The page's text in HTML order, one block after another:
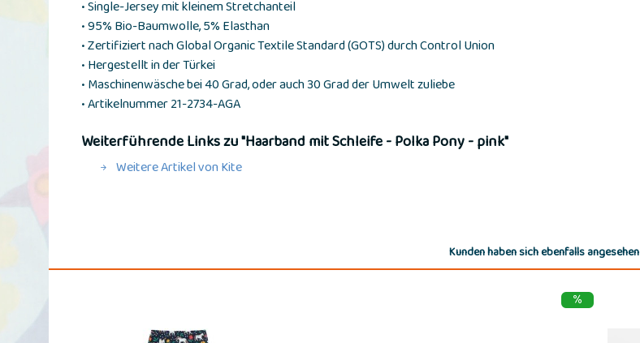
• Single-Jersey mit kleinem Stretchanteil
• 95% Bio-Baumwolle, 5% Elasthan
• Zertifiziert nach Global Organic Textile Standard (GOTS) durch Control Union
• Hergestellt in der Türkei
• Maschinenwäsche bei 40 Grad, oder auch 30 Grad der Umwelt zuliebe
• Artikelnummer 21-2734-AGA
Weiterführende Links zu "Haarband mit Schleife - Polka Pony - pink"
Weitere Artikel von Kite
Kunden haben sich ebenfalls angesehen